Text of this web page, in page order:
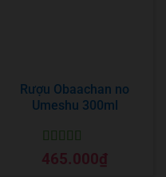
Rượu Obaachan no
Umeshu 300ml
Được xếp
hạng55 sao
465.000₫